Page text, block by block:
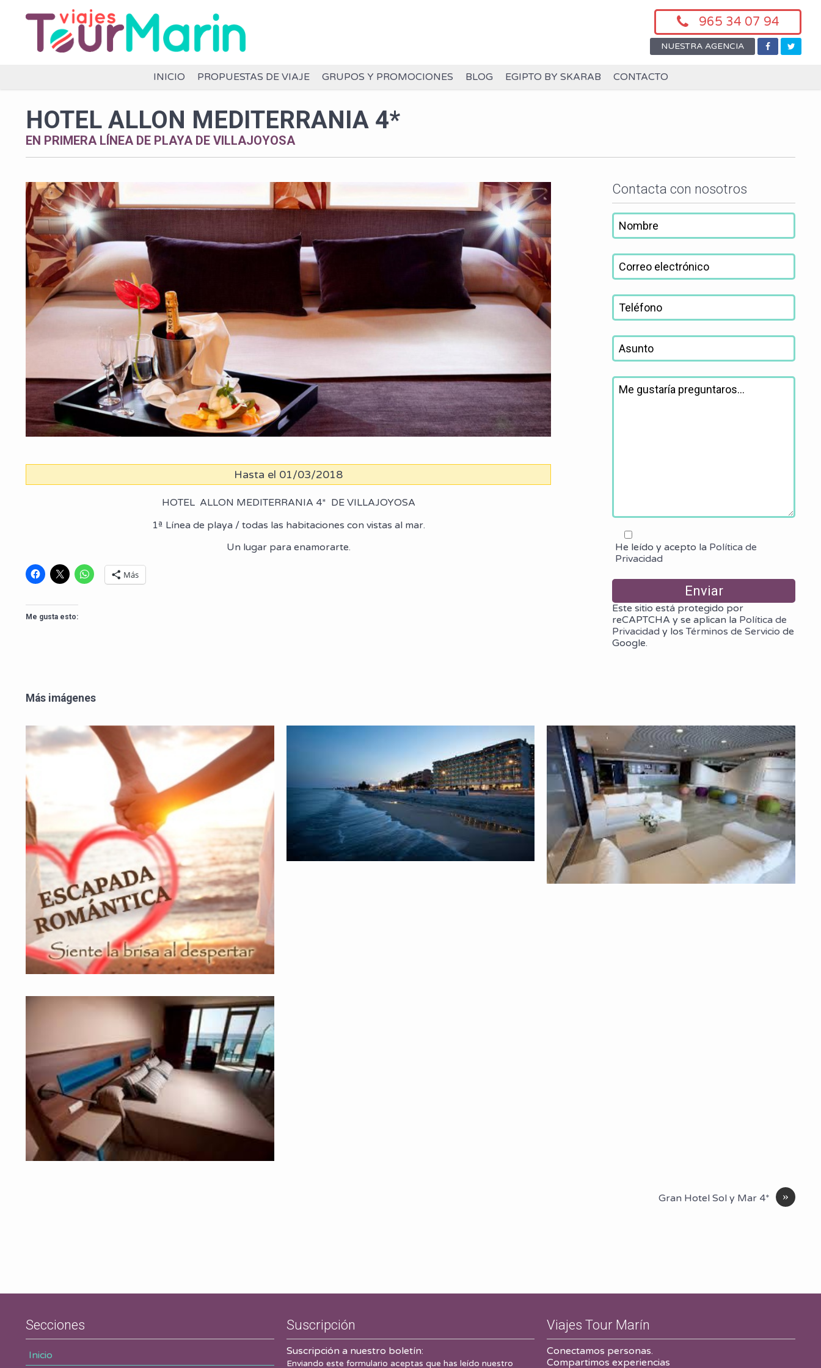
965 34 07 94
NUESTRA AGENCIA
INICIO PROPUESTAS DE VIAJE GRUPOS Y PROMOCIONES BLOG EGIPTO BY SKARAB CONTACTO
HOTEL ALLON MEDITERRANIA 4*
EN PRIMERA LÍNEA DE PLAYA DE VILLAJOYOSA
Hasta el 01/03/2018
HOTEL ALLON MEDITERRANIA 4* DE VILLAJOYOSA
1ª Línea de playa / todas las habitaciones con vistas al mar.
Un lugar para enamorarte.
Más
Me gusta esto:
Contacta con nosotros
He leído y acepto la Política de
Privacidad
Este sitio está protegido por
reCAPTCHA y se aplican la Política de
Privacidad y losTérminos de Servicio de
Google.
Más imágenes
»
Gran Hotel Sol y Mar 4*
Secciones
Inicio
Suscripción
Suscripción a nuestro boletín:
Enviando este formulario aceptas que has leído nuestro
Viajes Tour Marín
Conectamos personas.
Compartimos experiencias